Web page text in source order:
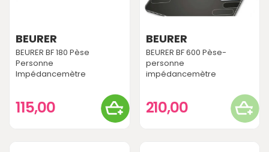
BEURER
BEURER BF 180 Pèse
Personne
Impédancemètre
115,00
BEURER
BEURER BF 600 Pèse-
personne
impédancemètre
210,00